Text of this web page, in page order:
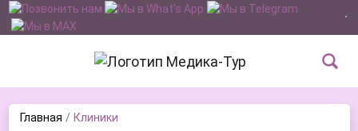
Главная Клиники